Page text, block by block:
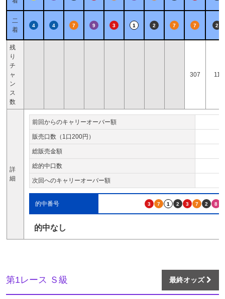
二
着
4 4 7 9 3 1 2 7 7 2
残
り
チ
ャ
ン
ス
数
307 11
詳
細
前回からのキャリーオーバー額
販売口数（1口200円）
総販売金額
総的中口数
次回へのキャリーオーバー額
的中番号 3 7 1 2 3 7 2 8
的中なし
第1レース Ｓ級 最終オッズ